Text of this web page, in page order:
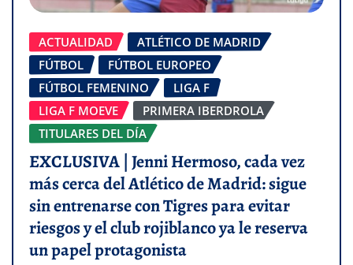
ACTUALIDAD
ATLÉTICO DE MADRID
FÚTBOL
FÚTBOL EUROPEO
FÚTBOL FEMENINO
LIGA F
LIGA F MOEVE
PRIMERA IBERDROLA
TITULARES DEL DÍA
EXCLUSIVA | Jenni Hermoso, cada vez
más cerca del Atlético de Madrid: sigue
sin entrenarse con Tigres para evitar
riesgos y el club rojiblanco ya le reserva
un papel protagonista